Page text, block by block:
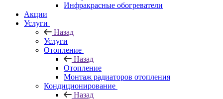
Инфракрасные обогреватели
Акции
Услуги
Назад
Услуги
Отопление
Назад
Отопление
Монтаж радиаторов отопления
Кондиционирование
Назад